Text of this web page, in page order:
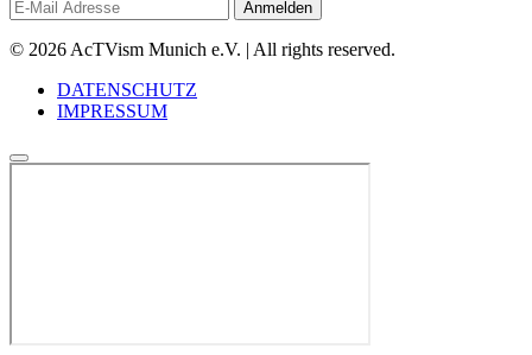
© 2026 AcTVism Munich e.V. | All rights reserved.
DATENSCHUTZ
IMPRESSUM